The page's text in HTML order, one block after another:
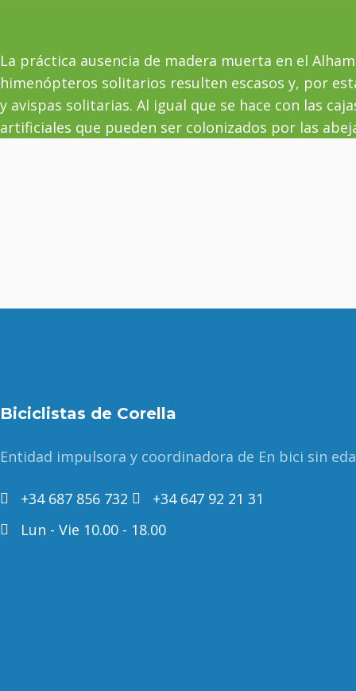
La práctica ausencia de madera muerta en el
himenópteros solitarios resulten escasos y, por
y avispas solitarias. Al igual que se hace con las
artificiales que pueden ser colonizados por las
Biciclistas de Corella
Entidad impulsora y coordinadora de En bici sin
+34 687 856 732
+34 647 92 21 31
Lun - Vie 10.00 - 18.00